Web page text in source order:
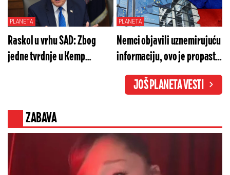
PLANETA
Raskol u vrhu SAD: Zbog
jedne tvrdnje u Kemp
PLANETA
Nemci objavili uznemirujuću
informaciju, ovo je propast -
kako je moćna Evropa dovde
došla?JOŠ PLANETA VESTI
ZABAVA